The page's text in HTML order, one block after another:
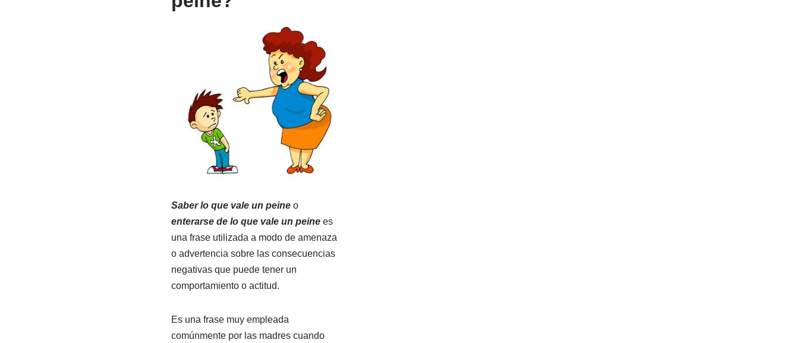
Saber lo que vale un peineo
enterarse de lo que vale un peinees
una frase utilizada a modo de amenaza
o advertencia sobre las consecuencias
negativas que puede tener un
comportamiento o actitud.
Es una frase muy empleada
comúnmente por las madres cuando